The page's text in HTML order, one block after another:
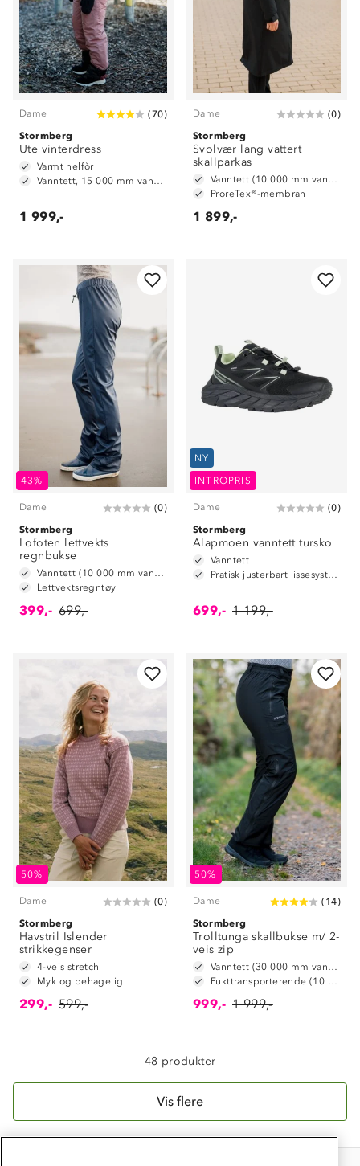
Dame (70)
Stormberg
Ute vinterdress
Varmt helfòr
Vanntett, 15 000 mm vannsøyle
1 999,-
Dame (0)
Stormberg
Svolvær lang vattert
skallparkas
Vanntett (10 000 mm vannsøyle)
ProreTex®-membran
1 899,-
43%
Dame (0)
Stormberg
Lofoten lettvekts
regnbukse
Vanntett (10 000 mm vannsøyle)
Lettvektsregntøy
399,- 699,-
NY
INTROPRIS
Dame (0)
Stormberg
Alapmoen vanntett tursko
Vanntett
Pratisk justerbart lissesystem
699,- 1 199,-
50%
Dame (0)
Stormberg
Havstril Islender
strikkegenser
4-veis stretch
Myk og behagelig
299,- 599,-
50%
Dame ( 14)
Stormberg
Trolltunga skallbukse m/ 2-
veis zip
Vanntett (30 000 mm vannsøyle)
Fukttransporterende (10 000 g/m2/24t)
999,- 1 999,-
48 produkter
Vis flere
Kundeservice
Kontakt oss
Våre butikker
Bedrift, barnehage og SFO
Om Stormberg
Verdigrunnlag
Klima og miljø
Etisk handel
Dyreetikk
Trelagsprinsippet barn
Alt du trenger til Norgesferien
Dette trenger du til barnehagen
EL-retur
Norgesferie 🇳🇴
Få turinspirasjon og tips her⛰